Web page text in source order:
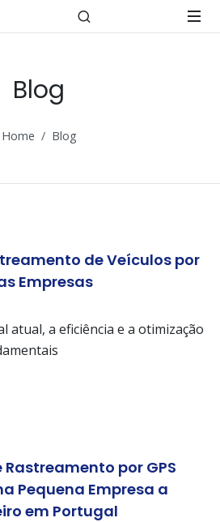
Blog
Home Blog
de Veículos por
Empresas
atual, a eficiência e a otimização
por GPS
Pequena Empresa a
em Portugal